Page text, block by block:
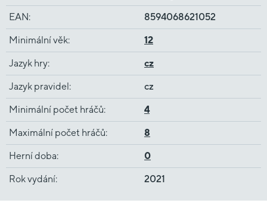
EAN: 8594068621052
Minimální věk: 12
Jazyk hry: cz
Jazyk pravidel: cz
Minimální počet hráčů: 4
Maximální počet hráčů: 8
Herní doba: 0
Rok vydání: 2021